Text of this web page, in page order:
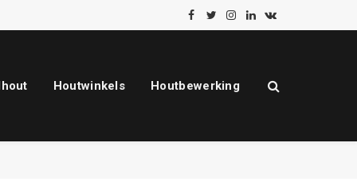
Facebook
TwitterInstagram
LinkedInVKontakte
Houtwinkels Houtbewerking